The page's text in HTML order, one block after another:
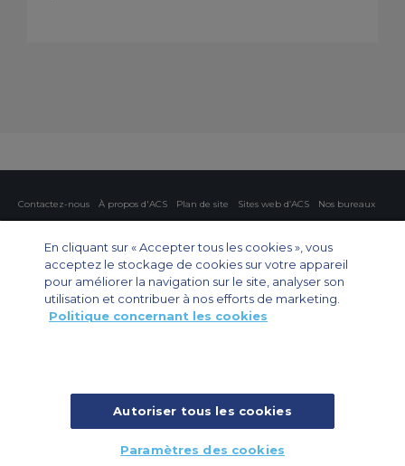
Contactez-nous À propos d'ACS Plan de site Sites web d’ACS
Nos bureaux
Paramètres des cookies
Affrètement privé
Affrètement commercial
Affrètement cargo
Guide des avions
Private Charter App
© 2026 ACS Air Charter Brussels S.R.L, Levels 0, 5 & 6, Schuman 3, 2-4
Schuman Roundabout, 1040 Brussels, Belgium | +32 2 886 15 24
En cliquant sur « Accepter tous les cookies », vous
acceptez le stockage de cookies sur votre appareil
pour améliorer la navigation sur le site, analyser son
utilisation et contribuer à nos efforts de marketing.
Politique concernant les cookies
Autoriser tous les cookies
Paramètres des cookies